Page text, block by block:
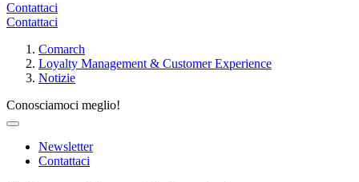
Contattaci
Contattaci
Comarch
Loyalty Management & Customer Experience
Notizie
Conosciamoci meglio!
Newsletter
Contattaci